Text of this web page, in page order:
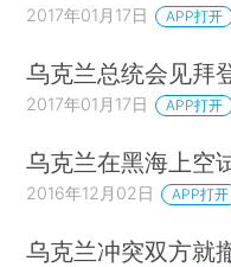
2017年01月17日 APP打开
乌克兰总统会见拜
2017年01月17日 APP打开
乌克兰在黑海上空
2016年12月02日 APP打开
乌克兰冲突双方就